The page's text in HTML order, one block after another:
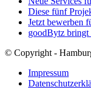
Diese fünf
Jetzt bewerben
goodBytz bringt
© Copyright -
Impressum